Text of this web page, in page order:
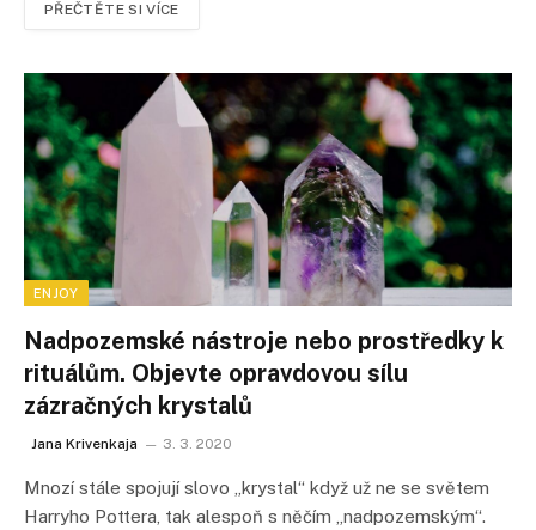
PŘEČTĚTE SI VÍCE
ENJOY
Nadpozemské nástroje nebo prostředky k
rituálům. Objevte opravdovou sílu
zázračných krystalů
Jana Krivenkaja 3. 3. 2020
Mnozí stále spojují slovo „krystal“ když už ne se světem
Harryho Pottera, tak alespoň s něčím „nadpozemským“.